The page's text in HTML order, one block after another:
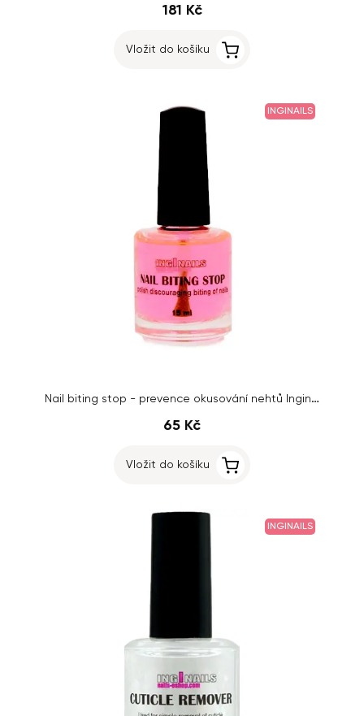
181 Kč
Vložit do košíku
INGINAILS
Nail biting stop - prevence okusování nehtů Inginails, 15ml
65 Kč
Vložit do košíku
INGINAILS